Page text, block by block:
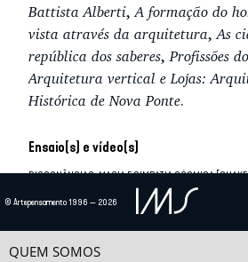
Ensaio(s) e vídeo(s)
DISSONÂNCIAS, MAGIA E SIMPATIA CÓSMICA
Os Sonetos de Shakespeare, escritos entre 1593
divididos em duas partes, uma tendo por objeto um...
O CORPO DO RENASCIMENTO
Battista Alberti,A formação do
vista através da arquitetura,As
república dos saberes,Profissões
Arquitetura vertical e Lojas:
Histórica de Nova Ponte.
© Artepensamento 1996 — 2026
QUEM SOMOS